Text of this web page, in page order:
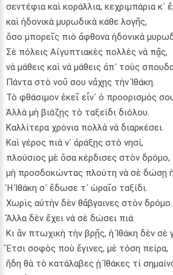
σεντέφια καὶ κοράλλια, κεχριμπάρια κ᾿
καὶ ἡδονικὰ μυρωδικὰ κάθε λογῆς,
ὅσο μπορεῖς πιὸ ἄφθονα ἡδονικὰ
Σὲ πόλεις Αἰγυπτιακὲς πολλὲς νὰ πᾷς,
νὰ μάθεις καὶ νὰ μάθεις ἀπ᾿ τοὺς
Πάντα στὸ νοῦ σου νἄχῃς τὴν Ἰθάκη.
Τὸ φθάσιμον ἐκεῖ εἶν᾿ ὁ προορισμός
Ἀλλὰ μὴ βιάζῃς τὸ ταξείδι διόλου.
Καλλίτερα χρόνια πολλὰ νὰ διαρκέσει.
Καὶ γέρος πιὰ ν᾿ ἀράξῃς στὸ νησί,
πλούσιος μὲ ὅσα κέρδισες στὸν δρόμο,
μὴ προσδοκώντας πλούτη νὰ σὲ δώσῃ ἡ
Ἡ Ἰθάκη σ᾿ ἔδωσε τ᾿ ὡραῖο ταξίδι.
Χωρὶς αὐτὴν δὲν θἄβγαινες στὸν δρόμο.
Ἄλλα δὲν ἔχει νὰ σὲ δώσει πιά.
Κι ἂν πτωχικὴ τὴν βρῇς, ἡ Ἰθάκη δὲν σὲ
Ἔτσι σοφὸς ποὺ ἔγινες, μὲ τόση πείρα,
ἤδη θὰ τὸ κατάλαβες ᾑ Ἰθάκες τί